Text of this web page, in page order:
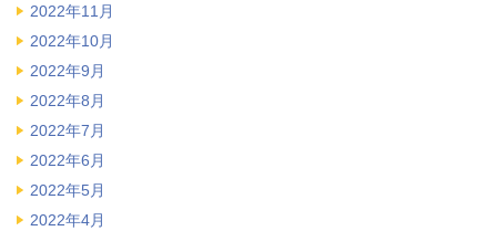
2022年11月
2022年10月
2022年9月
2022年8月
2022年7月
2022年6月
2022年5月
2022年4月